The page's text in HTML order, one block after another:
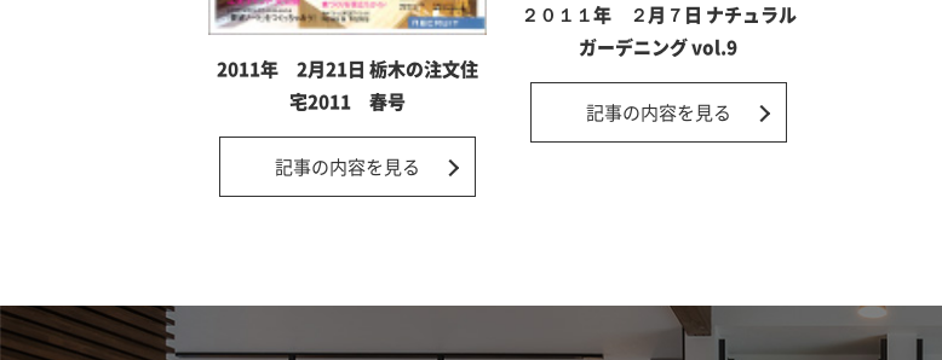
2011年 2月21日 栃木の注文住
宅2011 春号
記事の内容を見る
２０１１年 ２月７日 ナチュラル
ガーデニング vol.9
記事の内容を見る